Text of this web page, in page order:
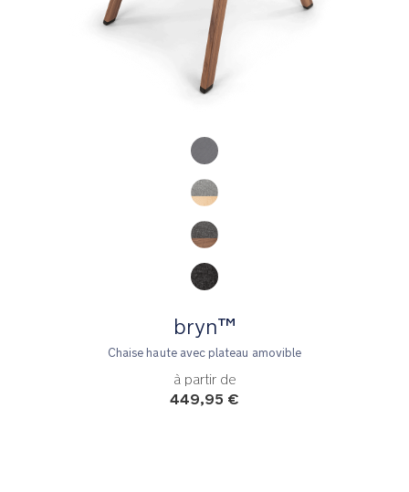
bryn™
Chaise haute avec plateau amovible
à partir de
449,95 €